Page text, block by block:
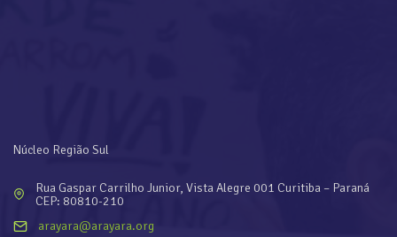
Núcleo Região Sul
Rua Gaspar Carrilho Junior, Vista Alegre 001 Curitiba – Paraná
CEP: 80810-210
arayara@arayara.org